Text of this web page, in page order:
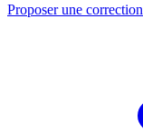
Proposer une correction